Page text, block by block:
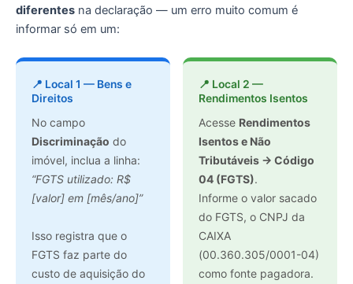
diferentes na declaração — um erro muito comum é
informar só em um:
📍 Local 1 — Bens e
Direitos
No campo
Discriminação do
imóvel, inclua a linha:
“FGTS utilizado: R$
[valor] em [mês/ano]”
Isso registra que o
FGTS faz parte do
custo de aquisição do
📍 Local 2 —
Rendimentos Isentos
Acesse Rendimentos
Isentos e Não
Tributáveis → Código
04 (FGTS).
Informe o valor sacado
do FGTS, o CNPJ da
CAIXA
(00.360.305/0001-04)
como fonte pagadora.